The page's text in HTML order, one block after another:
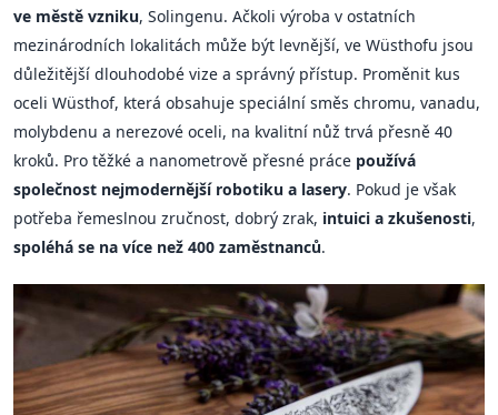
ve městě vzniku, Solingenu. Ačkoli výroba v ostatních
mezinárodních lokalitách může být levnější, ve Wüsthofu jsou
důležitější dlouhodobé vize a správný přístup. Proměnit kus
oceli Wüsthof, která obsahuje speciální směs chromu, vanadu,
molybdenu a nerezové oceli, na kvalitní nůž trvá přesně 40
kroků. Pro těžké a nanometrově přesné práce používá
společnost nejmodernější robotiku a lasery. Pokud je však
potřeba řemeslnou zručnost, dobrý zrak, intuici a zkušenosti,
spoléhá se na více než 400 zaměstnanců.